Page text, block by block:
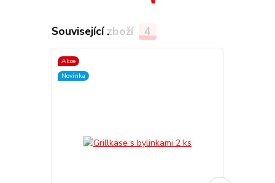
Související zboží 4
Akce
Novinka